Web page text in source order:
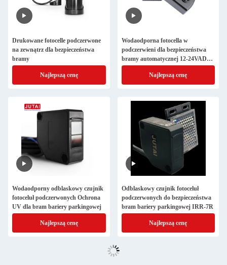
Drukowane fotocelle podczerwone
na zewnątrz dla bezpieczeństwa
bramy
Najlepszą cenę
Wodaodporna fotocella w
podczerwieni dla bezpieczeństwa
bramy automatycznej 12-24VADC
zakres wykrywania 30M
Najlepszą cenę
Wodaodporny odblaskowy czujnik
fotoceluł podczerwonych Ochrona
UV dla bram bariery parkingowej
Najlepszą cenę
Odblaskowy czujnik fotoceluł
podczerwonych do bezpieczeństwa
bram bariery parkingowej IRR-7R
Najlepszą cenę